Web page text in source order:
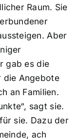
Raum. Sie
Aber
gab es die
die Angebote
an Familien.
sagt sie.
sie. Dazu der
ach